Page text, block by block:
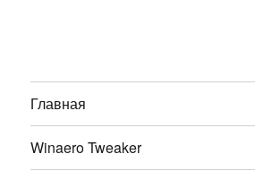
Главная
Winaero Tweaker